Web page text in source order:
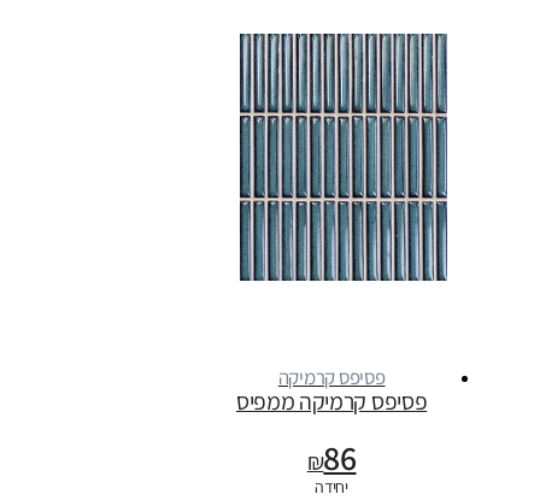
פסיפס קרמיקה
פסיפס קרמיקה ממפיס
₪86
יחידה